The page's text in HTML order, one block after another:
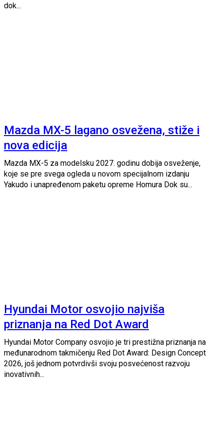
dok...
Mazda MX-5 lagano osvežena, stiže i
nova edicija
Mazda MX-5 za modelsku 2027. godinu dobija osveženje,
koje se pre svega ogleda u novom specijalnom izdanju
Yakudo i unapređenom paketu opreme Homura Dok su...
Hyundai Motor osvojio najviša
priznanja na Red Dot Award
Hyundai Motor Company osvojio je tri prestižna priznanja na
međunarodnom takmičenju Red Dot Award: Design Concept
2026, još jednom potvrdivši svoju posvećenost razvoju
inovativnih...